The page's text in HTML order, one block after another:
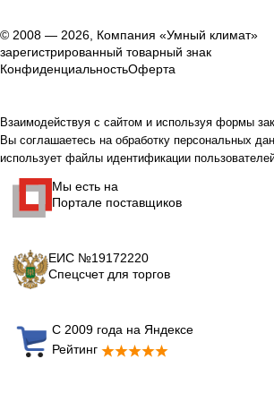
© 2008 — 2026, Компания «Умный климат»
зарегистрированный товарный знак
КонфиденциальностьОферта
Взаимодействуя с сайтом и используя формы
Вы соглашаетесь на обработку персональных
использует файлы идентификации
Мы есть на
Портале поставщиков
ЕИС №19172220
Спецсчет для торгов
С 2009 года на Яндексе
Рейтинг